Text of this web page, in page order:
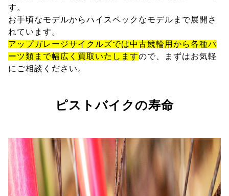
す。
お手頃なモデルからハイスペックなモデルまで展開さ
れています。
アップガレージサイクルズでは中古競輪用から各種パ
ーツ類まで幅広く買取いたしますので、まずはお気軽
にご相談ください。
ピストバイクの寿命